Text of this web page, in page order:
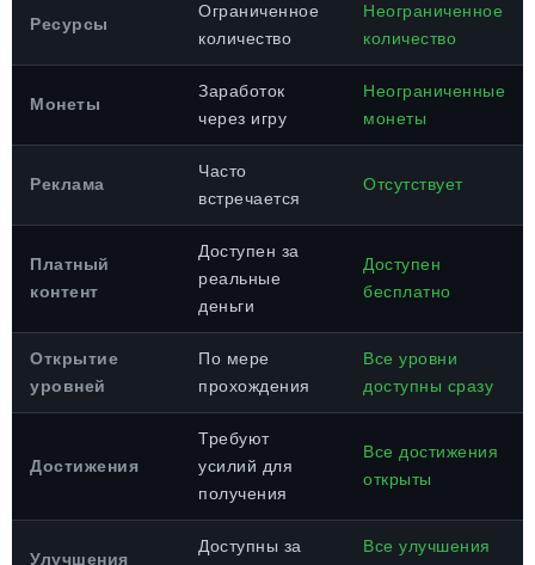
Ресурсы
Ограниченное
количество
Неограниченное
количество
Монеты
Заработок
через игру
Неограниченные
монеты
Реклама
Часто
встречается
Отсутствует
Платный
контент
Доступен за
реальные
деньги
Доступен
бесплатно
Открытие
уровней
По мере
прохождения
Все уровни
доступны сразу
Достижения
Требуют
усилий для
получения
Все достижения
открыты
Улучшения
Доступны за
Все улучшения